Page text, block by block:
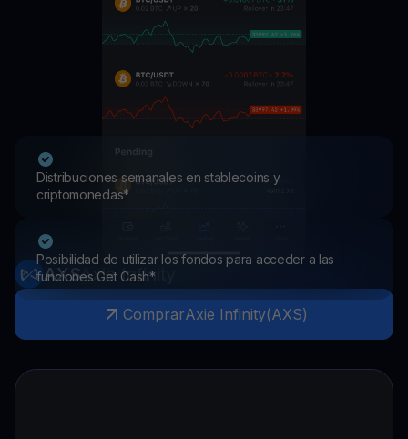
Distribuciones semanales en stablecoins y
criptomonedas*
Posibilidad de utilizar los fondos para acceder a las
funciones Get Cash*
AXSAxie Infinity
ComprarAxie Infinity(AXS)